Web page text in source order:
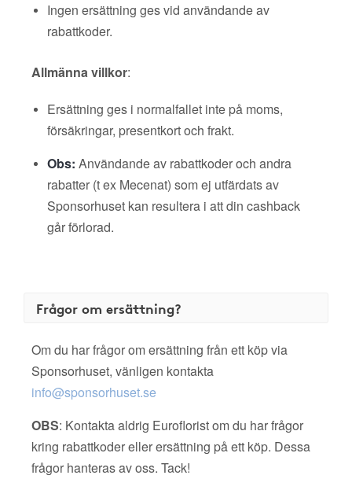
Ingen ersättning ges vid användande av
rabattkoder.
Allmänna villkor:
Ersättning ges i normalfallet inte på moms,
försäkringar, presentkort och frakt.
Obs: Användande av rabattkoder och andra
rabatter (t ex Mecenat) som ej utfärdats av
Sponsorhuset kan resultera i att din cashback
går förlorad.
Frågor om ersättning?
Om du har frågor om ersättning från ett köp via
Sponsorhuset, vänligen kontakta
info@sponsorhuset.se
OBS: Kontakta aldrig Euroflorist om du har frågor
kring rabattkoder eller ersättning på ett köp. Dessa
frågor hanteras av oss. Tack!